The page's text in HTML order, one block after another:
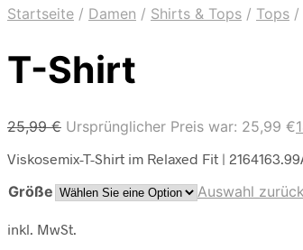
Startseite / Damen / Shirts & Tops / Tops /
T-Shirt
25,99€ Ursprünglicher Preis war: 25,99 €
Viskosemix-T-Shirt im Relaxed Fit |
Größe Auswahl
inkl. MwSt.